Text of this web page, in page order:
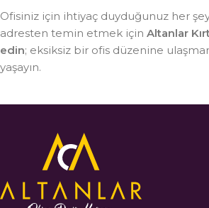
Ofisiniz için ihtiyaç duyduğunuz her
adresten temin etmek için Altanlar
edin; eksiksiz bir ofis düzenine
yaşayın.